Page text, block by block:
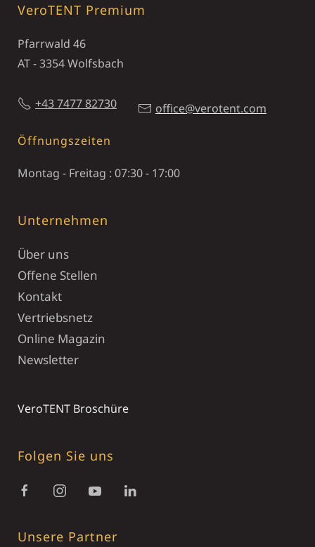
VeroTENT Premium
Pfarrwald 46
AT - 3354 Wolfsbach
+43 7477 82730 office@verotent.com
Öffnungszeiten
Montag - Freitag : 07:30 - 17:00
Unternehmen
Über uns
Offene Stellen
Kontakt
Vertriebsnetz
Online Magazin
Newsletter
VeroTENT Broschüre
Folgen Sie uns
Unsere Partner